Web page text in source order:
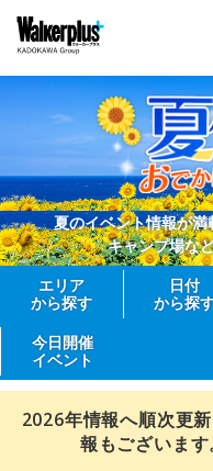
夏のイベント情報が
キャンプ場な
エリア
から探す
日付
から探
今日開催
イベント
2026年情報へ順次更
報もございます